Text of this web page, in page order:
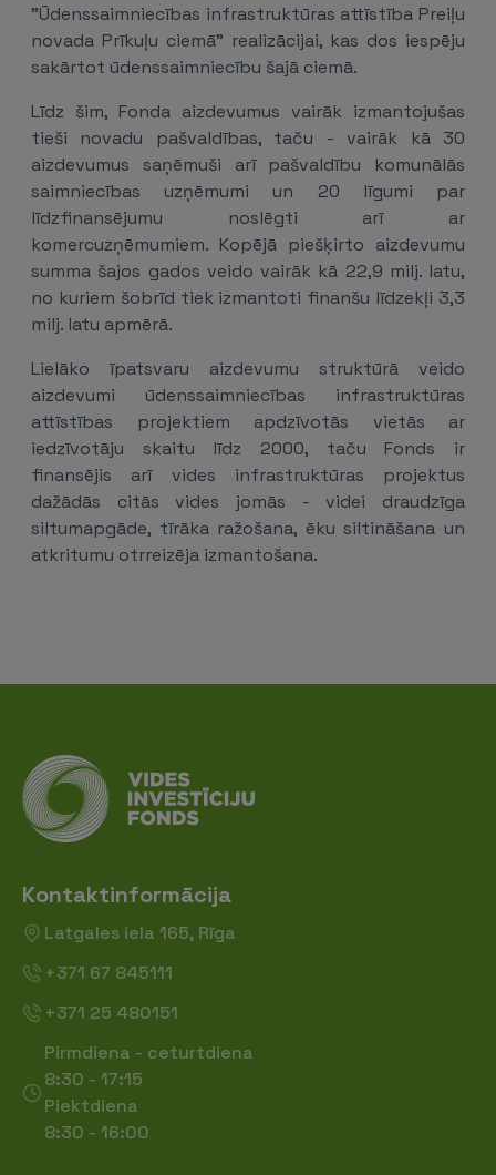
"Ūdenssaimniecības infrastruktūras attīstība Preiļu
novada Prīkuļu ciemā" realizācijai, kas dos iespēju
sakārtot ūdenssaimniecību šajā ciemā.
Līdz šim, Fonda aizdevumus vairāk izmantojušas
tieši novadu pašvaldības, taču - vairāk kā 30
aizdevumus saņēmuši arī pašvaldību komunālās
saimniecības uzņēmumi un 20 līgumi par
līdzfinansējumu noslēgti arī ar
komercuzņēmumiem. Kopējā piešķirto aizdevumu
summa šajos gados veido vairāk kā 22,9 milj. latu,
no kuriem šobrīd tiek izmantoti finanšu līdzekļi 3,3
milj. latu apmērā.
Lielāko īpatsvaru aizdevumu struktūrā veido
aizdevumi ūdenssaimniecības infrastruktūras
attīstības projektiem apdzīvotās vietās ar
iedzīvotāju skaitu līdz 2000, taču Fonds ir
finansējis arī vides infrastruktūras projektus
dažādās citās vides jomās - videi draudzīga
siltumapgāde, tīrāka ražošana, ēku siltināšana un
atkritumu otrreizēja izmantošana.
Kontaktinformācija
Latgales iela 165, Rīga
+371 67 845111
+371 25 480151
Pirmdiena - ceturtdiena
8:30 - 17:15
Piektdiena
8:30 - 16:00